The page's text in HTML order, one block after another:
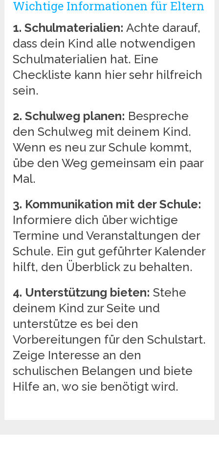
Wichtige Informationen für Eltern
1. Schulmaterialien: Achte darauf,
dass dein Kind alle notwendigen
Schulmaterialien hat. Eine
Checkliste kann hier sehr hilfreich
sein.
2. Schulweg planen: Bespreche
den Schulweg mit deinem Kind.
Wenn es neu zur Schule kommt,
übe den Weg gemeinsam ein paar
Mal.
3. Kommunikation mit der Schule:
Informiere dich über wichtige
Termine und Veranstaltungen der
Schule. Ein gut geführter Kalender
hilft, den Überblick zu behalten.
4. Unterstützung bieten: Stehe
deinem Kind zur Seite und
unterstütze es bei den
Vorbereitungen für den Schulstart.
Zeige Interesse an den
schulischen Belangen und biete
Hilfe an, wo sie benötigt wird.